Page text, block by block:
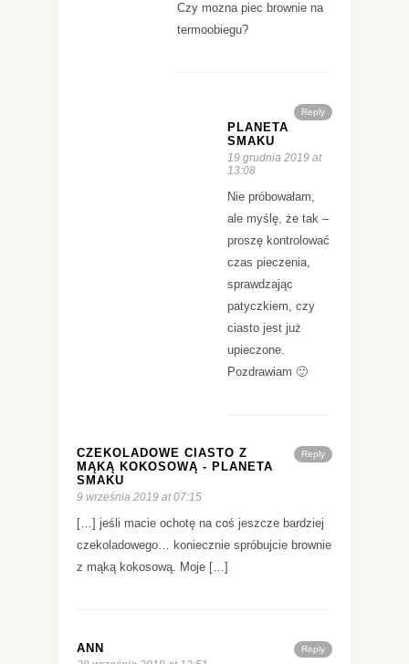
Czy mozna piec brownie na
termoobiegu?
Reply
PLANETA
SMAKU
19 grudnia 2019 at
13:08
Nie próbowałam,
ale myślę, że tak –
proszę kontrolować
czas pieczenia,
sprawdzając
patyczkiem, czy
ciasto jest już
upieczone.
Pozdrawiam 🙂
Reply
CZEKOLADOWE CIASTO Z
MĄKĄ KOKOSOWĄ - PLANETA
SMAKU
9 września 2019 at 07:15
[…] jeśli macie ochotę na coś jeszcze bardziej
czekoladowego… koniecznie spróbujcie brownie
z mąką kokosową. Moje […]
Reply
ANN